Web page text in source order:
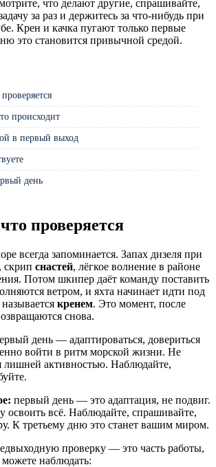
что делают другие, спрашивайте,
за раз и держитесь за что-нибудь при
Крен и качка пугают только первые
это становится привычной средой.
происходит
в первый выход
день
проверяется
всегда запоминается. Запах дизеля при
скрип снастей, лёгкое волнение в районе
Потом шкипер даёт команду поставить
ветром, и яхта начинает идти под
кренем. Это момент, после
снова.
день — адаптироваться, довериться
войти в ритм морской жизни. Не
лишней активностью. Наблюдайте,
первый день — это адаптация, не подвиг.
освоить всё. Наблюдайте, спрашивайте,
К третьему дню это станет вашим миром.
проверку — это часть работы,
наблюдать: